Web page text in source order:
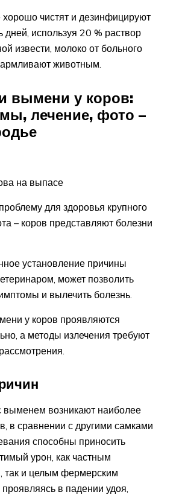
чистят и дезинфицируют
дней, используя 20 % раствор
извести, молоко от больного
животным.
вымени у коров:
лечение, фото –
на выпасе
для здоровья крупного
– коров представляют болезни
установление причины
может позволить
и вылечить болезнь.
у коров проявляются
а методы излечения требуют
возникают наиболее
в сравнении с другими самками
способны приносить
урон, как частным
так и целым фермерским
в падении удоя,